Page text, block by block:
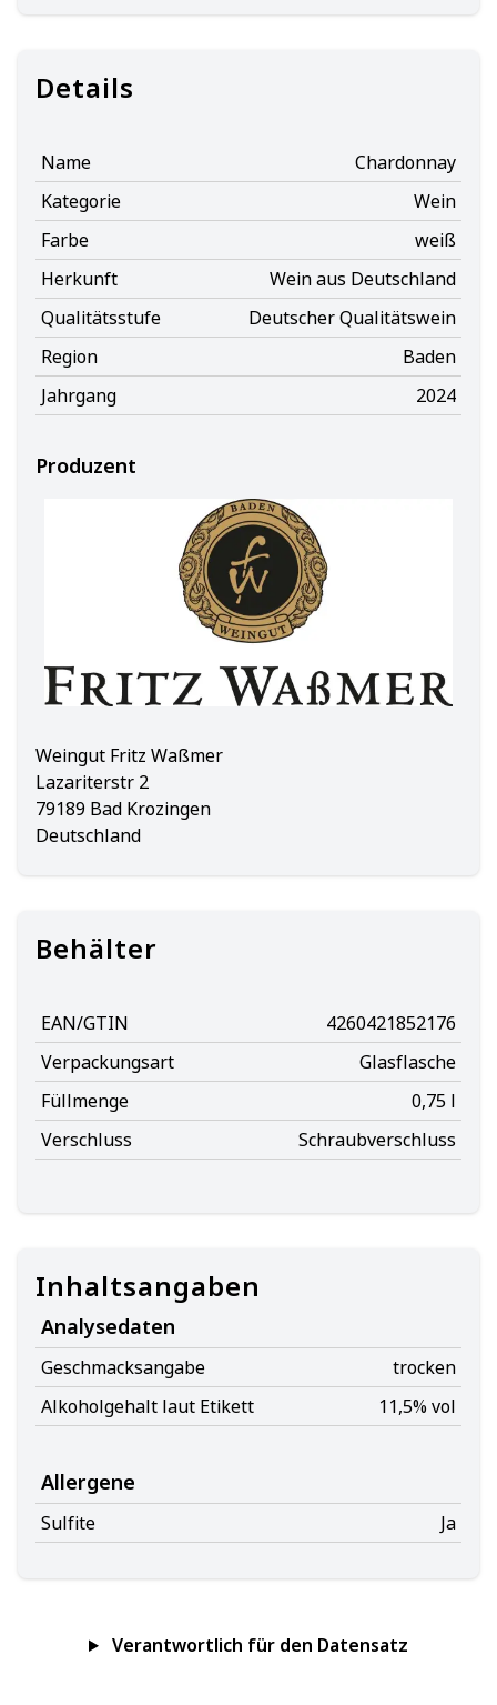
Details
Name
Chardonnay
Kategorie
Wein
Farbe
weiß
Herkunft
Wein aus Deutschland
Qualitätsstufe
Deutscher Qualitätswein
Region
Baden
Jahrgang
2024
Produzent
Weingut Fritz Waßmer
Lazariterstr 2
79189 Bad Krozingen
Deutschland
Behälter
EAN/GTIN
4260421852176
Verpackungsart
Glasflasche
Füllmenge
0,75 l
Verschluss
Schraubverschluss
Inhaltsangaben
Analysedaten
Geschmacksangabe
trocken
Alkoholgehalt laut Etikett
11,5% vol
Allergene
Sulfite Ja
Verantwortlich für den Datensatz